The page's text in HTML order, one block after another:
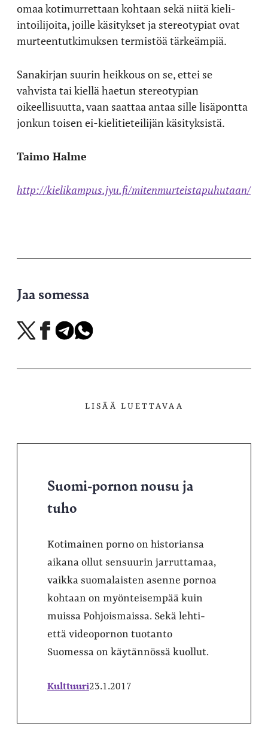
omaa kotimurrettaan kohtaan sekä niitä kieli-
intoilijoita, joille käsitykset ja stereotypiat ovat
murteentutkimuksen termistöä tärkeämpiä.
Sanakirjan suurin heikkous on se, ettei se
vahvista tai kiellä haetun stereotypian
oikeellisuutta, vaan saattaa antaa sille lisäpontta
jonkun toisen ei-kielitieteilijän käsityksistä.
Taimo Halme
http://kielikampus.jyu.fi/mitenmurteistapuhutaan/
Jaa somessa
Jaa
X-
Jaa
Facebookissa
Jaa
Telegramissa
Jaa
WhatsAppissa
LISÄÄ LUETTAVAA
Suomi-pornon nousu ja
tuho
Kotimainen porno on historiansa
aikana ollut sensuurin jarruttamaa,
vaikka suomalaisten asenne pornoa
kohtaan on myönteisempää kuin
muissa Pohjoismaissa. Sekä lehti-
että videopornon tuotanto
Suomessa on käytännössä kuollut.
Kulttuuri23.1.2017